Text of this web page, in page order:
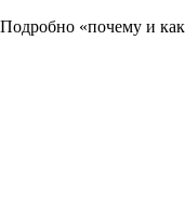
Подробно «почему и